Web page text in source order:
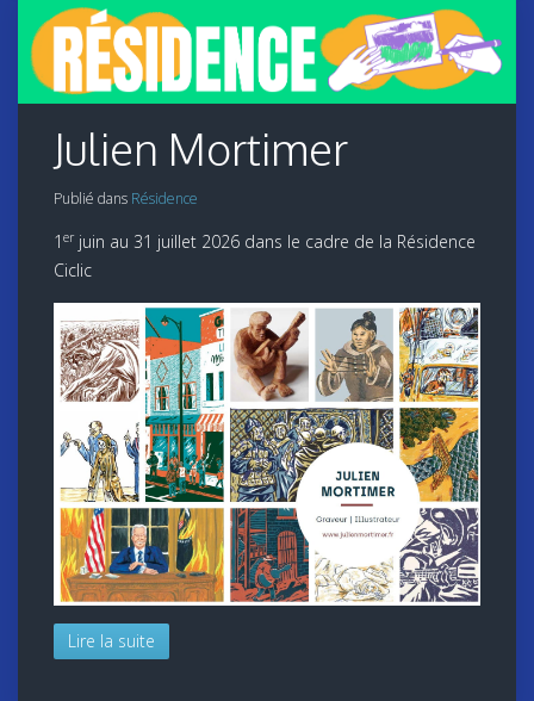
Julien Mortimer
Publié dans Résidence
1 erjuin au 31 juillet 2026 dans le cadre de la Résidence
Ciclic
Lire la suite